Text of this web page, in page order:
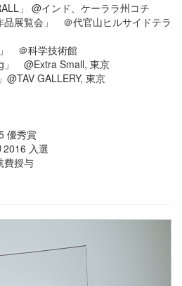
」 @インド、ケーララ州コチ
展覧会」 ＠代官山ヒルサイドテラ
＠科学技術館
」 @Extra Small, 東京
@TAV GALLERY, 東京
優秀賞
2016 入選
授与